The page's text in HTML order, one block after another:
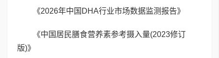
《2026年中国DHA行业市场数据监测报告》
《中国居民膳食营养素参考摄入量(2023修订
版)》